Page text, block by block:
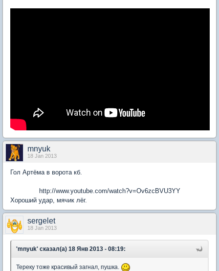
mnyuk
18 Jan 2013
Гол Артёма в ворота кб.
http://www.youtube.com/watch?v=Ov6zcBVU3YY
Хороший удар, мячик лёг.
sergelet
18 Jan 2013
'mnyuk' сказал(а) 18 Янв 2013 - 08:19:
Тереку тоже красивый загнал, пушка.